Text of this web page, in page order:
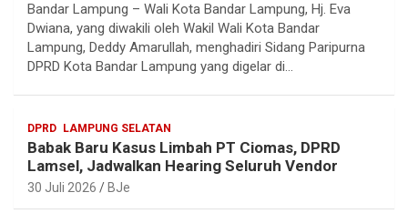
l
e
g
m
c
e
b
k
n
t
e
s
t
a
s
Bandar Lampung – Wali Kota Bandar Lampung, Hj. Eva
Dwiana, yang diwakili oleh Wakil Wali Kota Bandar
Lampung, Deddy Amarullah, menghadiri Sidang Paripurna
DPRD Kota Bandar Lampung yang digelar di…
DPRD LAMPUNG SELATAN
Babak Baru Kasus Limbah PT Ciomas, DPRD
Lamsel, Jadwalkan Hearing Seluruh Vendor
30 Juli 2026 BJe